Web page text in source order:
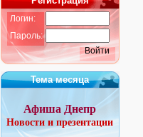
Логин:
Пароль:
Войти
Тема месяца
Афиша Днепр
Новости и презентации